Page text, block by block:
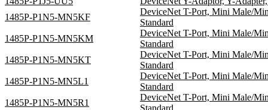
1485P-P1N5-MN5KF
DeviceNet T-Port, Mini Male/
Standard
1485P-P1N5-MN5KM
DeviceNet T-Port, Mini Male/
Standard
1485P-P1N5-MN5KT
DeviceNet T-Port, Mini Male/
Standard
1485P-P1N5-MN5L1
DeviceNet T-Port, Mini Male/
Standard
1485P-P1N5-MN5R1
DeviceNet T-Port, Mini Male/
Standard